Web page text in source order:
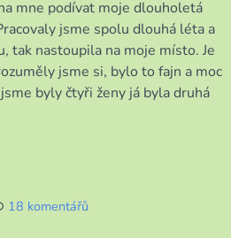
mne podívat moje dlouholetá
jsme spolu dlouhá léta a
tak nastoupila na moje místo. Je
jsme si, bylo to fajn a moc
byly čtyři ženy já byla druhá
18 komentářů